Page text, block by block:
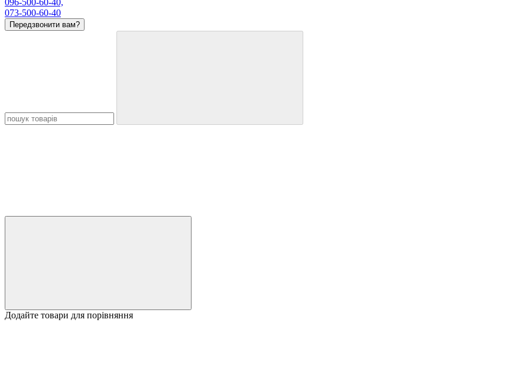
096-500-60-40,
073-500-60-40
Передзвонити вам?
Додайте товари для порівняння